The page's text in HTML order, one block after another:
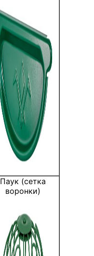
Паук (сетка
воронки)